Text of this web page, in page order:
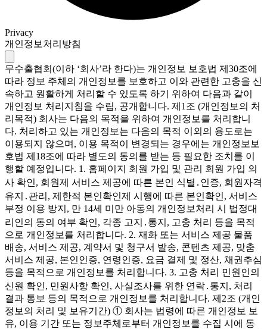
Privacy
개인정보처리방침
무수출협회(이하 ‘회사’라 한다)는 개인정보 보호법 제30조에
따라 정보 주체의 개인정보를 보호하고 이와 관련한 고충을 신
속하고 원활하게 처리할 수 있도록 하기 위하여 다음과 같이
개인정보 처리지침을 수립, 공개합니다. 제1조 (개인정보의 처
리목적) 회사는 다음의 목적을 위하여 개인정보를 처리합니
다. 처리하고 있는 개인정보는 다음의 목적 이외의 용도로는
이용되지 않으며, 이용 목적이 변경되는 경우에는 개인정보보
호법 제18조에 따라 별도의 동의를 받는 등 필요한 조치를 이
행할 예정입니다. 1. 홈페이지 회원 가입 및 관리 회원 가입 의
사 확인, 회원제 서비스 제공에 따른 본인 식별․인증, 회원자격
유지․관리, 제한적 본인확인제 시행에 따른 본인확인, 서비스
부정 이용 방지, 만 14세 미만 아동의 개인정보처리 시 법정대
리인의 동의 여부 확인, 각종 고지․통지, 고충 처리 등을 목적
으로 개인정보를 처리합니다. 2. 재화 또는 서비스 제공 물품
배송, 서비스 제공, 계약서 및 청구서 발송, 콘텐츠 제공, 맞춤
서비스 제공, 본인인증, 연령인증, 요금 결제 및 정산, 채권추심
등을 목적으로 개인정보를 처리합니다. 3. 고충 처리 민원인의
신원 확인, 민원사항 확인, 사실조사를 위한 연락․통지, 처리
결과 통보 등의 목적으로 개인정보를 처리합니다. 제2조 (개인
정보의 처리 및 보유기간) ① 회사는 법령에 따른 개인정보 보
유, 이용 기간 또는 정보주체로부터 개인정보를 수집 시에 동